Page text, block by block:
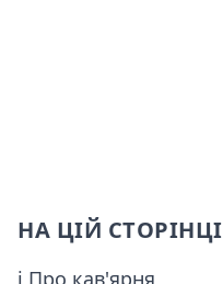
НА ЦІЙ СТОРІНЦІ
ℹ Про кав'ярня